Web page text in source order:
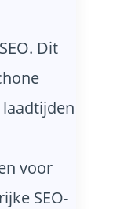
Dit
voor
SEO-